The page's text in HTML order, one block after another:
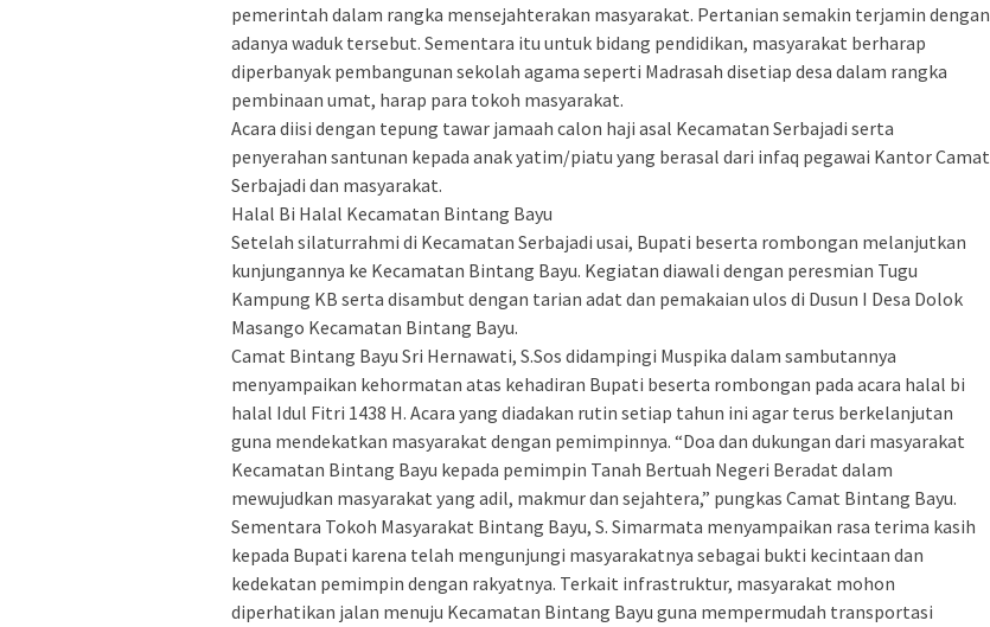
pemerintah dalam rangka mensejahterakan masyarakat. Pertanian semakin terjamin dengan
adanya waduk tersebut. Sementara itu untuk bidang pendidikan, masyarakat berharap
diperbanyak pembangunan sekolah agama seperti Madrasah disetiap desa dalam rangka
pembinaan umat, harap para tokoh masyarakat.
Acara diisi dengan tepung tawar jamaah calon haji asal Kecamatan Serbajadi serta
penyerahan santunan kepada anak yatim/piatu yang berasal dari infaq pegawai Kantor Camat
Serbajadi dan masyarakat.
Halal Bi Halal Kecamatan Bintang Bayu
Setelah silaturrahmi di Kecamatan Serbajadi usai, Bupati beserta rombongan melanjutkan
kunjungannya ke Kecamatan Bintang Bayu. Kegiatan diawali dengan peresmian Tugu
Kampung KB serta disambut dengan tarian adat dan pemakaian ulos di Dusun I Desa Dolok
Masango Kecamatan Bintang Bayu.
Camat Bintang Bayu Sri Hernawati, S.Sos didampingi Muspika dalam sambutannya
menyampaikan kehormatan atas kehadiran Bupati beserta rombongan pada acara halal bi
halal Idul Fitri 1438 H. Acara yang diadakan rutin setiap tahun ini agar terus berkelanjutan
guna mendekatkan masyarakat dengan pemimpinnya. “Doa dan dukungan dari masyarakat
Kecamatan Bintang Bayu kepada pemimpin Tanah Bertuah Negeri Beradat dalam
mewujudkan masyarakat yang adil, makmur dan sejahtera,” pungkas Camat Bintang Bayu.
Sementara Tokoh Masyarakat Bintang Bayu, S. Simarmata menyampaikan rasa terima kasih
kepada Bupati karena telah mengunjungi masyarakatnya sebagai bukti kecintaan dan
kedekatan pemimpin dengan rakyatnya. Terkait infrastruktur, masyarakat mohon
diperhatikan jalan menuju Kecamatan Bintang Bayu guna mempermudah transportasi